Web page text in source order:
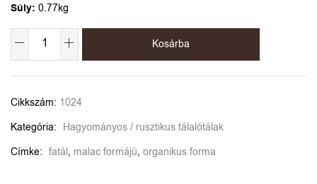
Súly: 0.77kg
Kosárba
Cikkszám: 1024
Kategória: Hagyományos / rusztikus tálalótálak
Címke: fatál, malac formájú, organikus forma